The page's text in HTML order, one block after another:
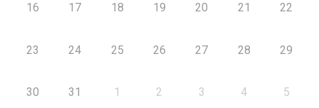
16 17 18 19 20 21 22
23 24 25 26 27 28 29
30 31 1 2 3 4 5